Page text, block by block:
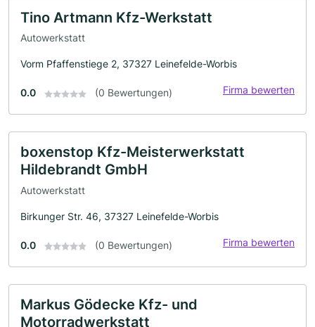
Tino Artmann Kfz-Werkstatt
Autowerkstatt
Vorm Pfaffenstiege 2, 37327 Leinefelde-Worbis
0.0 (0 Bewertungen) Firma bewerten
boxenstop Kfz-Meisterwerkstatt
Hildebrandt GmbH
Autowerkstatt
Birkunger Str. 46, 37327 Leinefelde-Worbis
0.0 (0 Bewertungen) Firma bewerten
Markus Gödecke Kfz- und
Motorradwerkstatt